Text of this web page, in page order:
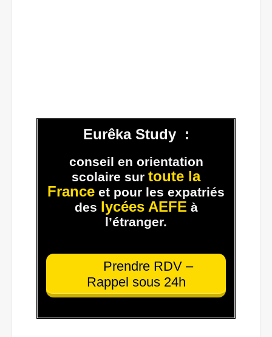
Eurêka Study :
conseil en orientation
scolaire sur toute la
France et pour les expatriés
des lycées AEFE à
l’étranger.
Prendre RDV –
Rappel sous 24h